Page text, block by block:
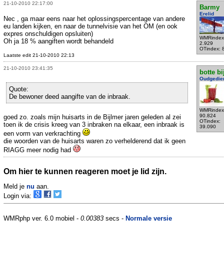
21-10-2010 22:17:00
Barmy
Erelid
2.929
OTindex:
Nec , ga maar eens naar het oplossingspercentage van andere
eu landen kijken, en naar de tunnelvisie van het OM (en ook
expres onschuldigen opsluiten)
Oh ja 18 % aangiften wordt behandeld
Laatste edit 21-10-2010 22:13
21-10-2010 23:41:35
botte
90.824
OTindex:
39.090
Quote:
De bewoner deed aangifte van de inbraak.
goed zo. zoals mijn huisarts in de Bijlmer jaren geleden al zei
toen ik de crisis kreeg van 3 inbraken na elkaar, een inbraak is
een vorm van verkrachting
die woorden van de huisarts waren zo verhelderend dat ik geen
RIAGG meer nodig had
Om hier te kunnen reageren moet je lid zijn.
Meld je nu aan.
Login via:
WMRphp ver. 6.0 mobiel - 0.00383 secs - Normale versie